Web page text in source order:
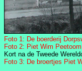
Foto 1: De boerderij
Foto 2: Piet Wim
Kort na de Tweede
Foto 3: De broertjes Piet